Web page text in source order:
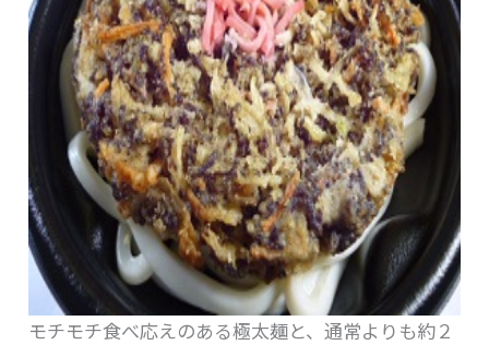
モチモチ食べ応えのある極太麺と、通常よりも約２